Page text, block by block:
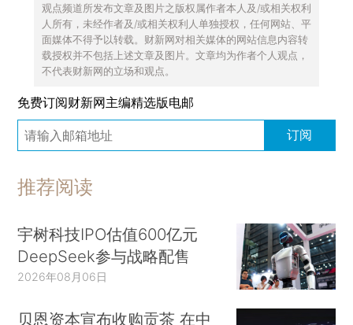
观点频道所发布文章及图片之版权属作者本人及/或相关权利
人所有，未经作者及/或相关权利人单独授权，任何网站、平
面媒体不得予以转载。财新网对相关媒体的网站信息内容转
载授权并不包括上述文章及图片。文章均为作者个人观点，
不代表财新网的立场和观点。
免费订阅财新网主编精选版电邮
订阅
推荐阅读
宇树科技IPO估值600亿元
DeepSeek参与战略配售
2026年08月06日
贝恩资本宣布收购贡茶 在中